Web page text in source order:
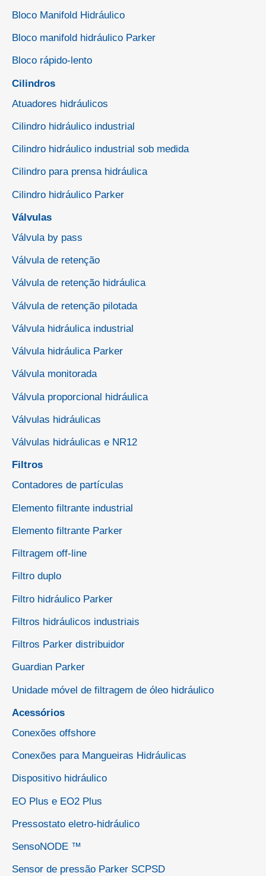
Bloco Manifold Hidráulico
Bloco manifold hidráulico Parker
Bloco rápido-lento
Cilindros
Atuadores hidráulicos
Cilindro hidráulico industrial
Cilindro hidráulico industrial sob medida
Cilindro para prensa hidráulica
Cilindro hidráulico Parker
Válvulas
Válvula by pass
Válvula de retenção
Válvula de retenção hidráulica
Válvula de retenção pilotada
Válvula hidráulica industrial
Válvula hidráulica Parker
Válvula monitorada
Válvula proporcional hidráulica
Válvulas hidráulicas
Válvulas hidráulicas e NR12
Filtros
Contadores de partículas
Elemento filtrante industrial
Elemento filtrante Parker
Filtragem off-line
Filtro duplo
Filtro hidráulico Parker
Filtros hidráulicos industriais
Filtros Parker distribuidor
Guardian Parker
Unidade móvel de filtragem de óleo hidráulico
Acessórios
Conexões offshore
Conexões para Mangueiras Hidráulicas
Dispositivo hidráulico
EO Plus e EO2 Plus
Pressostato eletro-hidráulico
SensoNODE ™
Sensor de pressão Parker SCPSD